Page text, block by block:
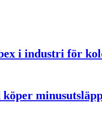
i industri för